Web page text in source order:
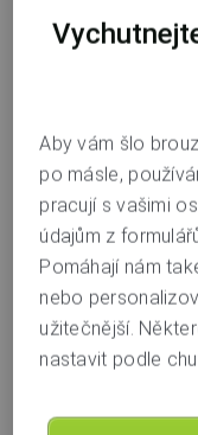
Investice do Air
samozřejmě
zdarma
minutku účet, který
investovat. Obojí
Investice do Air
měně potřebovat
na investici pošlete
náš, který
Aby vám šlo
po másle,
pracují s vašimi
údajům z
Pomáhají nám
nebo
užitečnější.
nastavit podle